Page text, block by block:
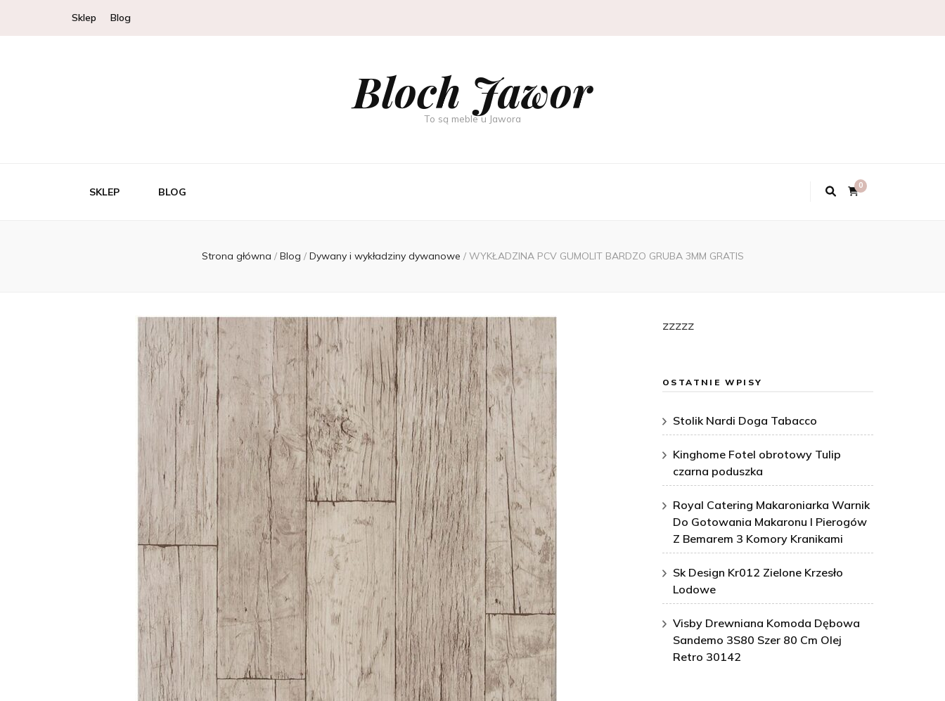
Sklep Blog
Bloch Jawor
To są meble u Jawora
SKLEP BLOG
0
Strona główna / Blog / Dywany i wykładziny dywanowe / WYKŁADZINA PCV GUMOLIT BARDZO GRUBA 3MM GRATIS
zzzzz
OSTATNIE WPISY
Stolik Nardi Doga Tabacco
Kinghome Fotel obrotowy Tulip
czarna poduszka
Royal Catering Makaroniarka Warnik
Do Gotowania Makaronu I Pierogów
Z Bemarem 3 Komory Kranikami
Sk Design Kr012 Zielone Krzesło
Lodowe
Visby Drewniana Komoda Dębowa
Sandemo 3S80 Szer 80 Cm Olej
Retro 30142